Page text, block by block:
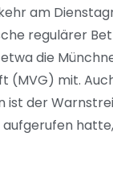
am
regulärer
die
(MVG) mit.
ist der